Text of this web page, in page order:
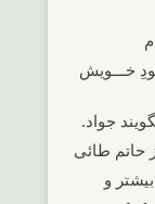
خـــویش
جواد.
حاتم طائی
و